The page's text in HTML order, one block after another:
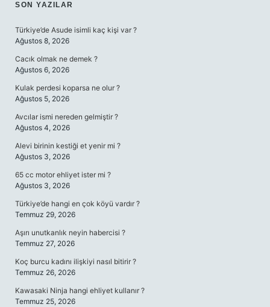
SIDEBAR
SON YAZILAR
Türkiye’de Asude isimli kaç kişi var ?
Ağustos 8, 2026
Cacık olmak ne demek ?
Ağustos 6, 2026
Kulak perdesi koparsa ne olur ?
Ağustos 5, 2026
Avcılar ismi nereden gelmiştir ?
Ağustos 4, 2026
Alevi birinin kestiği et yenir mi ?
Ağustos 3, 2026
65 cc motor ehliyet ister mi ?
Ağustos 3, 2026
Türkiye’de hangi en çok köyü vardır ?
Temmuz 29, 2026
Aşırı unutkanlık neyin habercisi ?
Temmuz 27, 2026
Koç burcu kadını ilişkiyi nasıl bitirir ?
Temmuz 26, 2026
Kawasaki Ninja hangi ehliyet kullanır ?
Temmuz 25, 2026